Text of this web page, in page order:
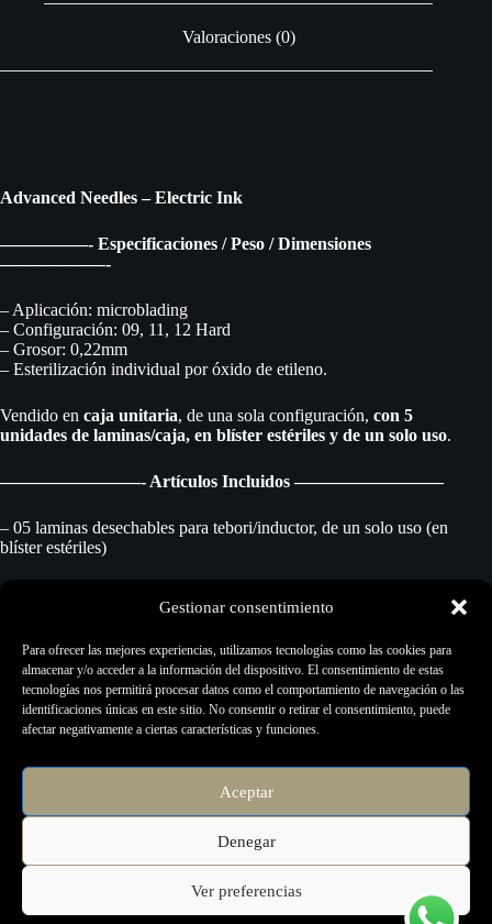
Gestionar consentimiento
Para ofrecer las mejores experiencias, utilizamos tecnologías como las cookies para
almacenar y/o acceder a la información del dispositivo. El consentimiento de estas
tecnologías nos permitirá procesar datos como el comportamiento de navegación o las
identificaciones únicas en este sitio. No consentir o retirar el consentimiento, puede
afectar negativamente a ciertas características y funciones.
Aceptar
Denegar
Ver preferencias
Valoraciones (0)
Advanced Needles – Electric Ink
—————- Especificaciones / Peso / Dimensiones
——————-
– Aplicación: microblading
– Configuración: 09, 11, 12 Hard
– Grosor: 0,22mm
– Esterilización individual por óxido de etileno.
Vendido en caja unitaria, de una sola configuración, con 5
unidades de laminas/caja, en blíster estériles y de un solo uso.
————————- Artículos Incluidos ————————–
– 05 laminas desechables para tebori/inductor, de un solo uso (en
blíster estériles)
normativa Europea vigente. La garantía de Electric Ink contra
defectos de fabricación comienza a contar desde la compra del
producto por parte del consumidor, comprobada mediante la factura
de compra del artículo respectivo.
———————– Asistencia Técnica ————————–
Contacto por correo electrónico a través de info@tattooluna.com
Copyright © 2026 - Página creada porMicromercio.com